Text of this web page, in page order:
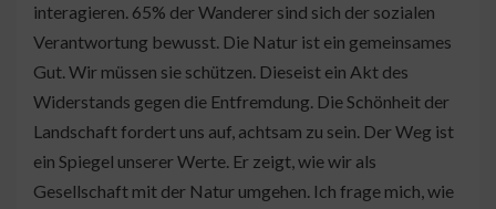
interagieren. 65% der Wanderer sind sich der sozialen
Verantwortung bewusst. Die Natur ist ein gemeinsames
Gut. Wir müssen sie schützen. Dieseist ein Akt des
Widerstands gegen die Entfremdung. Die Schönheit der
Landschaft fordert uns auf, achtsam zu sein. Der Weg ist
ein Spiegel unserer Werte. Er zeigt, wie wir als
Gesellschaft mit der Natur umgehen. Ich frage mich, wie